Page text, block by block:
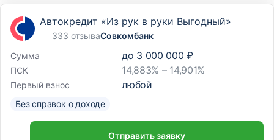
Автокредит «Из рук в руки Выгодный»
333 отзываСовкомбанк
Сумма
до 3 000 000 ₽
ПСК 14,883% – 14,901%
Первый взнос любой
Без справок о доходе
Отправить заявку